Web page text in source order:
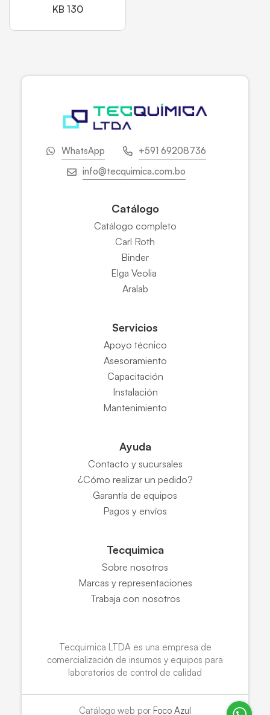
KB 130
WhatsApp
+591 69208736
info@tecquimica.com.bo
Catálogo
Catálogo completo
Carl Roth
Binder
Elga Veolia
Aralab
Servicios
Apoyo técnico
Asesoramiento
Capacitación
Instalación
Mantenimiento
Ayuda
Contacto y sucursales
¿Cómo realizar un pedido?
Garantía de equipos
Pagos y envíos
Tecquimica
Sobre nosotros
Marcas y representaciones
Trabaja con nosotros
Tecquimica LTDA es una empresa de
comercialización de insumos y equipos para
laboratorios de control de calidad
Catálogo web por Foco Azul